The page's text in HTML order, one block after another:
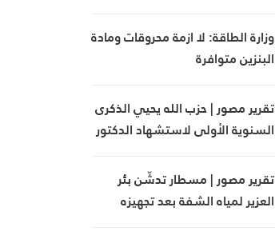
وزارة الطاقة: لا ازمة محروقات ومادة
البنزين متوافرة
تقرير مصور | حزب الله يحيي الذكرى
السنوية الأولى لاستشهاد الدكتور
تقرير مصور | مسطار تدشّن بئر
العزير لمياه الشفة بعد تجهيزه